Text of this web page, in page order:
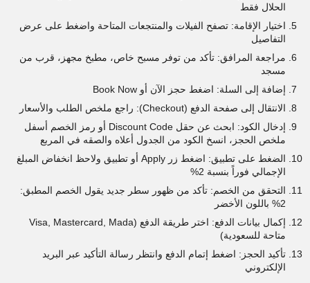
الحلال فقط
اختيار الإقامة: تصفح الفيلات والمنتجعات المتاحة واضغط على عرض
التفاصيل
مراجعة المرافق: تأكد من توفر مسبح خاص، مطبخ مجهز، قرب من
مسجد
إضافة إلى السلة: اضغط حجز الآن أو Book Now
الانتقال إلى صفحة الدفع (Checkout): راجع ملخص الطلب والأسعار
إدخال الكود: ابحث عن حقل Discount Code أو رمز الخصم أسفل
ملخص الحجز، انسخ الكود من الجدول أعلاه والصقه في المربع
الضغط على تطبيق: اضغط زر Apply أو تطبيق ولاحظ انخفاض المبلغ
الإجمالي فوراً بنسبة 2%
التحقق من الخصم: تأكد من ظهور سطر جديد يقول الخصم المطبق:
2% باللون الأخضر
إكمال بيانات الدفع: اختر طريقة الدفع (Visa, Mastercard, Mada
متاحة للسعودية)
تأكيد الحجز: اضغط إتمام الدفع وانتظر رسالة التأكيد عبر البريد
الإلكتروني